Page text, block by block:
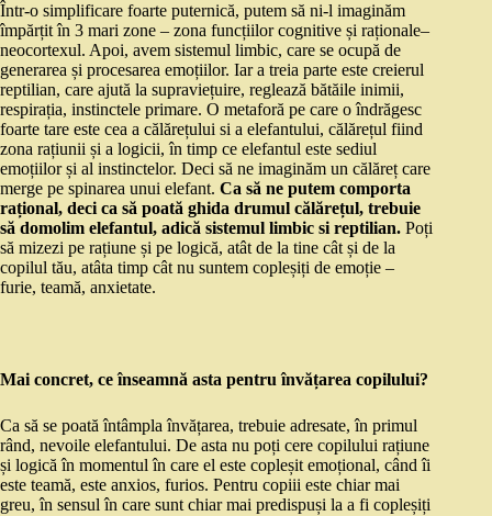
Într-o simplificare foarte puternică, putem să ni-l imaginăm
împărțit în 3 mari zone – zona funcțiilor cognitive și raționale–
neocortexul. Apoi, avem sistemul limbic, care se ocupă de
generarea și procesarea emoțiilor. Iar a treia parte este creierul
reptilian, care ajută la supraviețuire, reglează bătăile inimii,
respirația, instinctele primare. O metaforă pe care o îndrăgesc
foarte tare este cea a călărețului si a elefantului, călărețul fiind
zona rațiunii și a logicii, în timp ce elefantul este sediul
emoțiilor și al instinctelor. Deci să ne imaginăm un călăreț care
merge pe spinarea unui elefant. Ca să ne putem comporta
rațional, deci ca să poată ghida drumul călărețul, trebuie
să domolim elefantul, adică sistemul limbic si reptilian. Poți
să mizezi pe rațiune și pe logică, atât de la tine cât și de la
copilul tău, atâta timp cât nu suntem copleșiți de emoție –
furie, teamă, anxietate.
Mai concret, ce înseamnă asta pentru învățarea copilului?
Ca să se poată întâmpla învățarea, trebuie adresate, în primul
rând, nevoile elefantului. De asta nu poți cere copilului rațiune
și logică în momentul în care el este copleșit emoțional, când îi
este teamă, este anxios, furios. Pentru copiii este chiar mai
greu, în sensul în care sunt chiar mai predispuși la a fi copleșiți